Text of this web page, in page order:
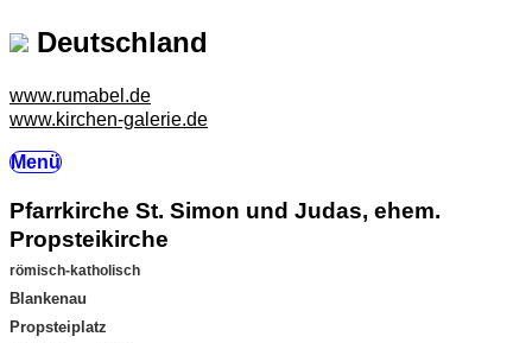
Deutschland
www.rumabel.de
www.kirchen-galerie.de
Menü
Pfarrkirche St. Simon und Judas, ehem.
Propsteikirche
römisch-katholisch
Blankenau
Propsteiplatz